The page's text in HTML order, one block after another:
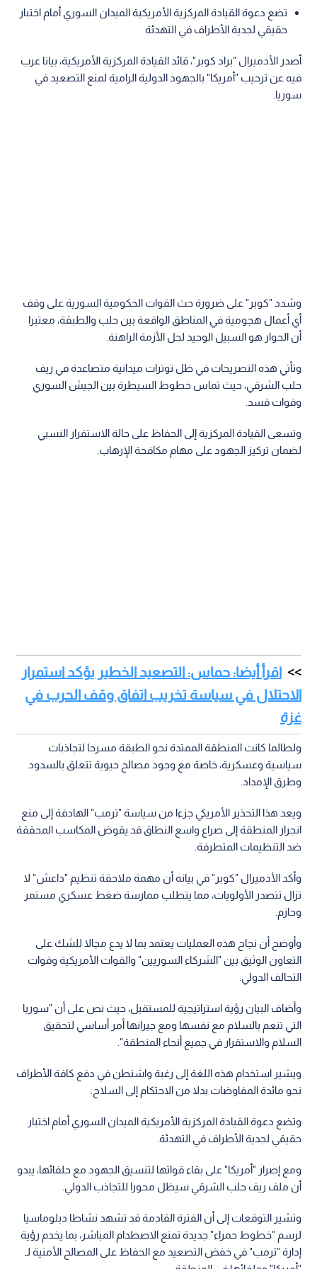
تضع دعوة القيادة المركزية الأمريكية الميدان السوري أمام اختبار
حقيقي لجدية الأطراف في التهدئة
أصدر الأدميرال "براد كوبر"، قائد القيادة المركزية الأمريكية، بيانا عرب
فيه عن ترحيب "أمريكا" بالجهود الدولية الرامية لمنع التصعيد في
سوريا.
وشدد "كوبر" على ضرورة حث القوات الحكومية السورية على وقف
أي أعمال هجومية في المناطق الواقعة بين حلب والطبقة، معتبرا
أن الحوار هو السبيل الوحيد لحل الأزمة الراهنة.
وتأتي هذه التصريحات في ظل توترات ميدانية متصاعدة في ريف
حلب الشرقي، حيث تماس خطوط السيطرة بين الجيش السوري
وقوات قسد.
وتسعى القيادة المركزية إلى الحفاظ على حالة الاستقرار النسبي
لضمان تركيز الجهود على مهام مكافحة الإرهاب.
اقرأ أيضا: حماس: التصعيد الخطير يؤكد استمرار
الاحتلال في سياسة تخريب اتفاق وقف الحرب في
غزة
ولطالما كانت المنطقة الممتدة نحو الطبقة مسرحا لتجاذبات
سياسية وعسكرية، خاصة مع وجود مصالح حيوية تتعلق بالسدود
وطرق الإمداد.
ويعد هذا التحذير الأمريكي جزءا من سياسة "ترمب" الهادفة إلى منع
انجرار المنطقة إلى صراع واسع النطاق قد يقوض المكاسب المحققة
ضد التنظيمات المتطرفة.
وأكد الأدميرال "كوبر" في بيانه أن مهمة ملاحقة تنظيم "داعش" لا
تزال تتصدر الأولويات، مما يتطلب ممارسة ضغط عسكري مستمر
وحازم.
وأوضح أن نجاح هذه العمليات يعتمد بما لا يدع مجالا للشك على
التعاون الوثيق بين "الشركاء السوريين" والقوات الأمريكية وقوات
التحالف الدولي.
وأضاف البيان رؤية استراتيجية للمستقبل، حيث نص على أن "سوريا
التي تنعم بالسلام مع نفسها ومع جيرانها أمر أساسي لتحقيق
السلام والاستقرار في جميع أنحاء المنطقة".
ويشير استخدام هذه اللغة إلى رغبة واشنطن في دفع كافة الأطراف
نحو مائدة المفاوضات بدلا من الاحتكام إلى السلاح.
وتضع دعوة القيادة المركزية الأمريكية الميدان السوري أمام اختبار
حقيقي لجدية الأطراف في التهدئة.
ومع إصرار "أمريكا" على بقاء قواتها لتنسيق الجهود مع حلفائها، يبدو
أن ملف ريف حلب الشرقي سيظل محورا للتجاذب الدولي.
وتشير التوقعات إلى أن الفترة القادمة قد تشهد نشاطا دبلوماسيا
لرسم "خطوط حمراء" جديدة تمنع الاصطدام المباشر، بما يخدم رؤية
إدارة "ترمب" في خفض التصعيد مع الحفاظ على المصالح الأمنية لـ